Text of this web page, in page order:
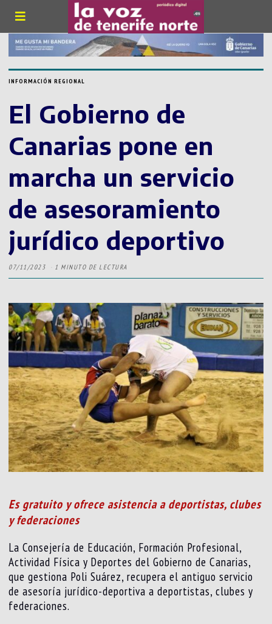
INFORMACIÓN REGIONAL
El Gobierno de
Canarias pone en
marcha un servicio
de asesoramiento
jurídico deportivo
07/11/2023 1 MINUTO DE LECTURA
Es gratuito y ofrece asistencia a deportistas, clubes
y federaciones
La Consejería de Educación, Formación Profesional,
Actividad Física y Deportes del Gobierno de Canarias,
que gestiona Poli Suárez, recupera el antiguo servicio
de asesoría jurídico-deportiva a deportistas, clubes y
federaciones.